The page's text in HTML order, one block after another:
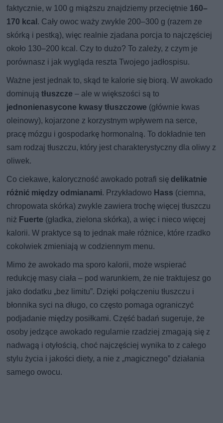
faktycznie, w 100 g miąższu znajdziemy przeciętnie 160–
170 kcal. Cały owoc waży zwykle 200–300 g (razem ze
skórką i pestką), więc realnie zjadana porcja to najczęściej
około 130–200 kcal. Czy to dużo? To zależy, z czym je
porównasz i jak wygląda reszta Twojego jadłospisu.
Ważne jest jednak to, skąd te kalorie się biorą. W awokado
dominujątłuszcze – ale w większości są to
jednonienasycone kwasy tłuszczowe (głównie kwas
oleinowy), kojarzone z korzystnym wpływem na serce,
pracę mózgu i gospodarkę hormonalną. To dokładnie ten
sam rodzaj tłuszczu, który jest charakterystyczny dla oliwy z
oliwek.
Co ciekawe, kaloryczność awokado potrafi się delikatnie
różnić między odmianami. Przykładowo Hass (ciemna,
chropowata skórka) zwykle zawiera trochę więcej tłuszczu
niż Fuerte (gładka, zielona skórka), a więc i nieco więcej
kalorii. W praktyce są to jednak małe różnice, które rzadko
cokolwiek zmieniają w codziennym menu.
Mimo że awokado ma sporo kalorii, może wspierać
redukcję masy ciała – pod warunkiem, że nie traktujesz go
jako dodatku „bez limitu”. Dzięki połączeniu tłuszczu i
błonnika syci na długo, co często pomaga ograniczyć
podjadanie między posiłkami. Część badań sugeruje, że
osoby jedzące awokado regularnie rzadziej zmagają się z
nadwagą i otyłością, choć najczęściej wynika to z całego
stylu życia i jakości diety, a nie z „magicznego” działania
samego owocu.